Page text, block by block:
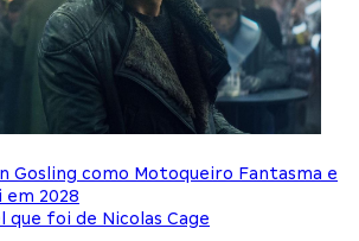
Gosling como Motoqueiro Fantasma e
2028
que foi de Nicolas Cage